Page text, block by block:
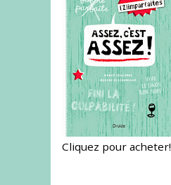
Cliquez pour acheter!